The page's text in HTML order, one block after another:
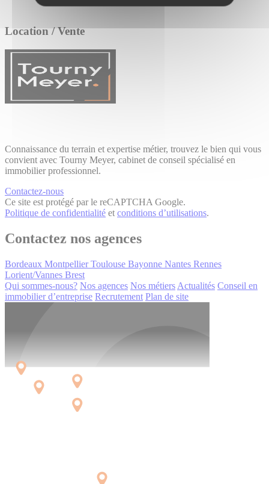
Location / Vente
Connaissance du terrain et expertise métier, trouvez le bien qui vous
convient avec Tourny Meyer, cabinet de conseil spécialisé en
immobilier professionnel.
Contactez-nous
Ce site est protégé par le reCAPTCHA Google.
Politique de confidentialité et conditions d’utilisations.
Contactez nos agences
Bordeaux Montpellier Toulouse Bayonne Nantes Rennes
Lorient/Vannes Brest
Qui sommes-nous? Nos agences Nos métiers Actualités Conseil en
immobilier d’entreprise Recrutement Plan de site